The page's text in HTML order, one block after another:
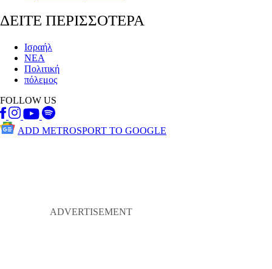
ΔΕΙΤΕ ΠΕΡΙΣΣΟΤΕΡΑ
Ισραήλ
ΝΕΑ
Πολιτική
πόλεμος
FOLLOW US
ADD METROSPORT TO GOOGLE